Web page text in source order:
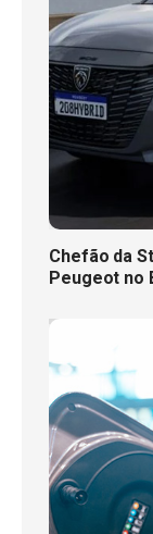
Chefão da
Peugeot no